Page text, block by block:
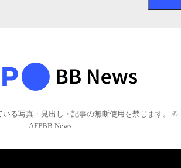
いる写真・見出し・記事の無断使用を禁じます。 ©
AFPBB News